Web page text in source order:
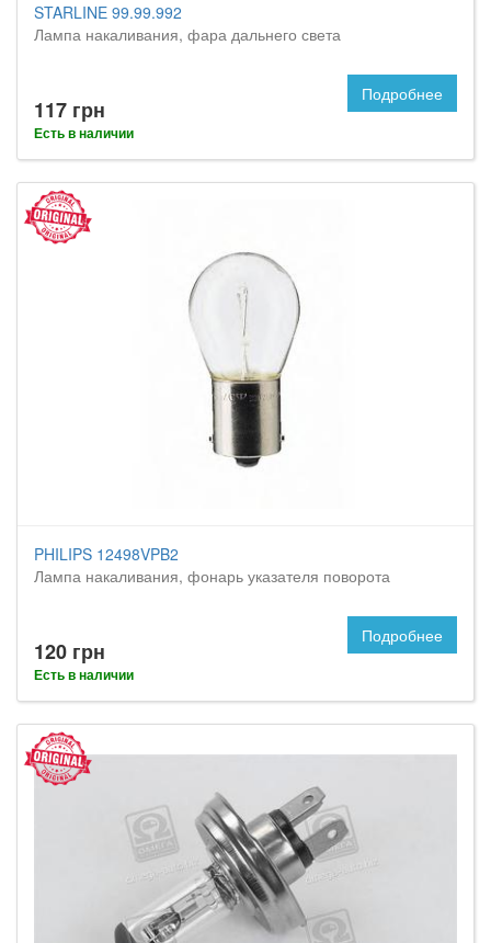
STARLINE 99.99.992
Лампа накаливания, фара дальнего света
117 грн
Есть в наличии
Подробнее
PHILIPS 12498VPB2
Лампа накаливания, фонарь указателя поворота
120 грн
Есть в наличии
Подробнее